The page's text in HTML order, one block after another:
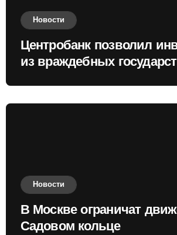
Новости
Центробанк позволил
из враждебных
Новости
В Москве ограничат
Садовом кольце